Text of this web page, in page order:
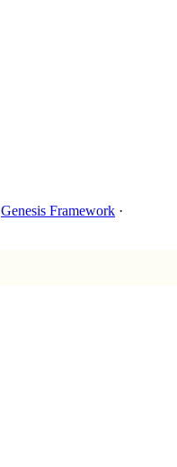
Genesis Framework ·